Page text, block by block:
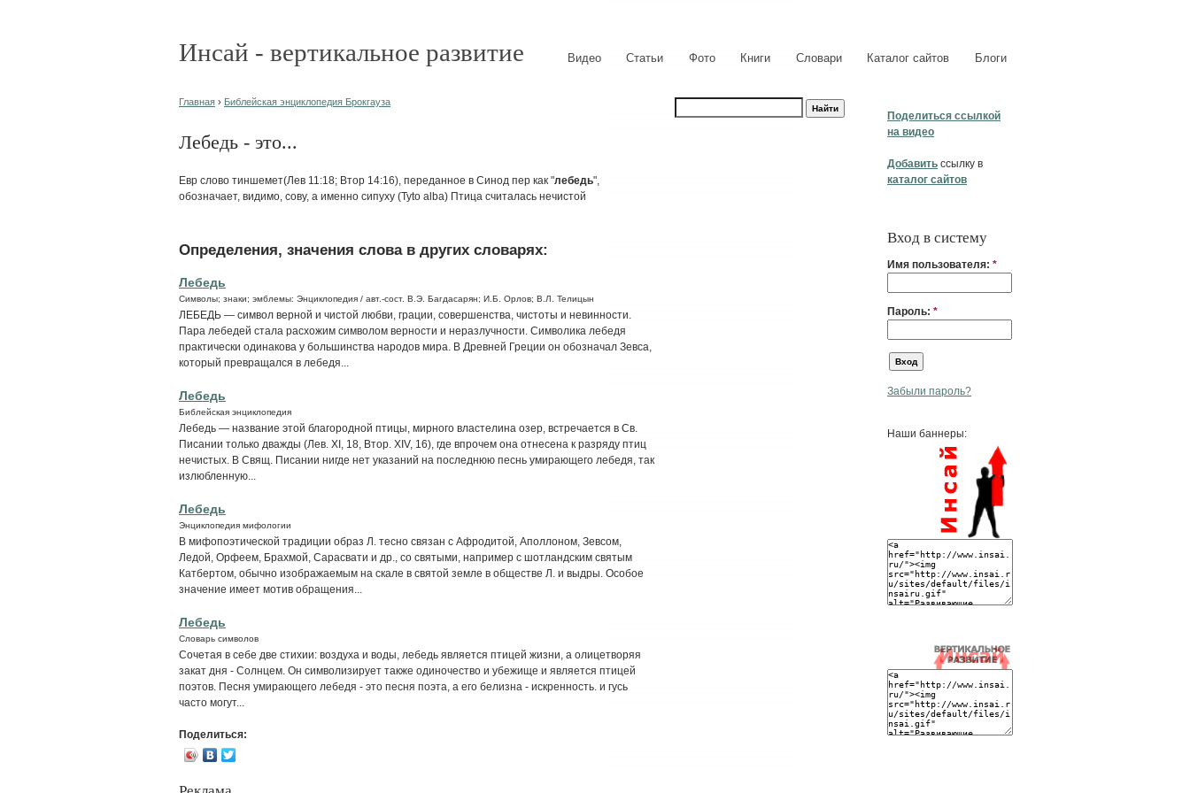
Инсай - вертикальное развитие Видео Статьи Фото Книги Словари Каталог сайтов Блоги
Поделиться ссылкой
на видео
Добавить ссылку в
каталог сайтов
Вход в систему
Имя пользователя: *
Пароль: *
Забыли пароль?
Наши баннеры:
Главная › Библейская энциклопедия Брокгауза
Лебедь - это...
Евр слово тиншемет(Лев 11:18; Втор 14:16), переданное в Синод пер как "лебедь",
обозначает, видимо, сову, а именно сипуху (Tyto alba) Птица считалась нечистой
Определения, значения слова в других словарях:
Лебедь
Символы; знаки; эмблемы: Энциклопедия / авт.-сост. В.Э. Багдасарян; И.Б. Орлов; В.Л. Телицын
ЛЕБЕДЬ — символ верной и чистой любви, грации, совершенства, чистоты и невинности.
Пара лебедей стала расхожим символом верности и неразлучности. Символика лебедя
практически одинакова у большинства народов мира. В Древней Греции он обозначал Зевса,
который превращался в лебедя...
Лебедь
Библейская энциклопедия
Лебедь — название этой благородной птицы, мирного властелина озер, встречается в Св.
Писании только дважды (Лев. XI, 18, Втор. XIV, 16), где впрочем она отнесена к разряду птиц
нечистых. В Свящ. Писании нигде нет указаний на последнюю песнь умирающего лебедя, так
излюбленную...
Лебедь
Энциклопедия мифологии
В мифопоэтической традиции образ Л. тесно связан с Афродитой, Аполлоном, Зевсом,
Ледой, Орфеем, Брахмой, Сарасвати и др., со святыми, например с шотландским святым
Катбертом, обычно изображаемым на скале в святой земле в обществе Л. и выдры. Особое
значение имеет мотив обращения...
Лебедь
Словарь символов
Сочетая в себе две стихии: воздуха и воды, лебедь является птицей жизни, а олицетворяя
закат дня - Солнцем. Он символизирует также одиночество и убежище и является птицей
поэтов. Песня умирающего лебедя - это песня поэта, а его белизна - искренность. и гусь
часто могут...
Поделиться: